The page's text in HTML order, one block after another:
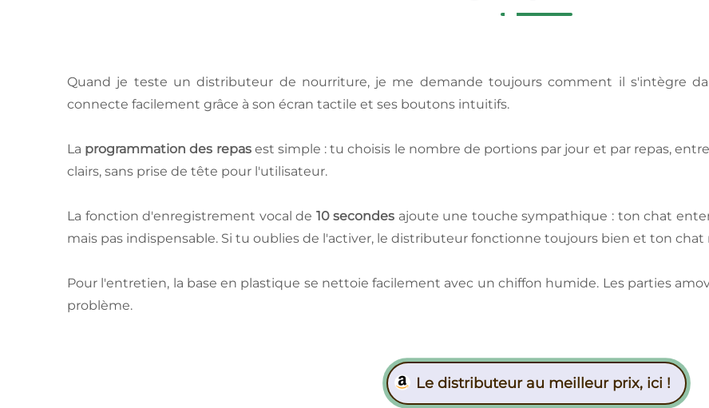
Quand je teste un distributeur de nourriture, je me demande toujours comment il s'intègre
connecte facilement grâce à son écran tactile et ses boutons intuitifs.
La programmation des repasest simple : tu choisis le nombre de portions par jour et par repas, entre
clairs, sans prise de tête pour l'utilisateur.
La fonction d'enregistrement vocal de 10 secondes ajoute une touche sympathique : ton chat
mais pas indispensable. Si tu oublies de l'activer, le distributeur fonctionne toujours bien et ton chat
Pour l'entretien, la base en plastique se nettoie facilement avec un chiffon humide. Les parties
problème.
Le distributeur au meilleur prix, ici !